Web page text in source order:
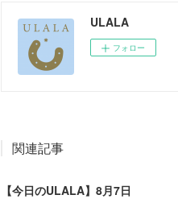
ULALA
フォロー
関連記事
【今日のULALA】8月7日